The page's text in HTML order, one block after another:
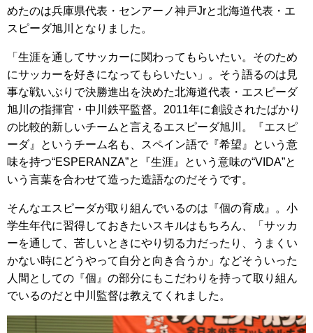
めたのは兵庫県代表・センアーノ神戸Jrと北海道代表・エ
スピーダ旭川となりました。
「生涯を通してサッカーに関わってもらいたい。そのため
にサッカーを好きになってもらいたい」。そう語るのは見
事な戦いぶりで決勝進出を決めた北海道代表・エスピーダ
旭川の指揮官・中川鉄平監督。2011年に創設されたばかり
の比較的新しいチームと言えるエスピーダ旭川。『エスピ
ーダ』というチーム名も、スペイン語で『希望』という意
味を持つ“ESPERANZA”と『生涯』という意味の“VIDA”と
いう言葉を合わせて造った造語なのだそうです。
そんなエスピーダが取り組んでいるのは『個の育成』。小
学生年代に習得しておきたいスキルはもちろん、「サッカ
ーを通して、苦しいときにやり切る力だったり、うまくい
かない時にどうやって自分と向き合うか」などそういった
人間としての『個』の部分にもこだわりを持って取り組ん
でいるのだと中川監督は教えてくれました。